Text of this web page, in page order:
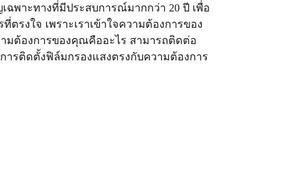
ฉพาะทางที่มีประสบการณ์มากกว่า 20 ปี เพื่อ
ตรงใจ เพราะเราเข้าใจความต้องการของ
มต้องการของคุณคืออะไร สามารถติดต่อ
ารติดตั้งฟิล์มกรองแสงตรงกับความต้องการ